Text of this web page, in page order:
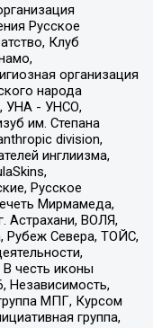
Русское
Клуб
организация
народа
УНА - УНСО,
им. Степана
division,
инглиизма,
Русское
Мирмамеда,
Астрахани, ВОЛЯ,
Рубеж Севера, ТОЙС,
честь иконы
Независимость,
МПГ, Курсом
группа,